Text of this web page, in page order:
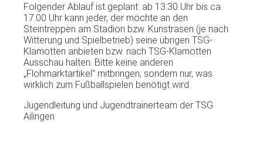
Folgender Ablauf ist geplant: ab 13:30 Uhr bis ca.
17:00 Uhr kann jeder, der möchte an den
Steintreppen am Stadion bzw. Kunstrasen (je nach
Witterung und Spielbetrieb) seine übrigen TSG-
Klamotten anbieten bzw. nach TSG-Klamotten
Ausschau halten. Bitte keine anderen
„Flohmarktartikel“ mitbringen, sondern nur, was
wirklich zum Fußballspielen benötigt wird.
Jugendleitung und Jugendtrainerteam der TSG
Ailingen